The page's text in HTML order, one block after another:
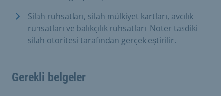
Silah ruhsatları, silah mülkiyet kartları, avcılık
ruhsatları ve balıkçılık ruhsatları. Noter tasdiki
silah otoritesi tarafından gerçekleştirilir.
Gerekli belgeler